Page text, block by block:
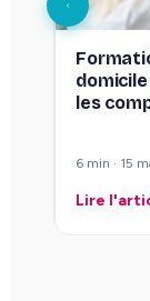
les
6 min · 15
Lire